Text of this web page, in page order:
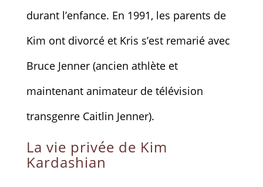
durant l’enfance. En 1991, les parents de
Kim ont divorcé et Kris s’est remarié avec
Bruce Jenner (ancien athlète et
maintenant animateur de télévision
transgenre Caitlin Jenner).
La vie privée de Kim
Kardashian